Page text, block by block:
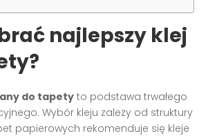
najlepszy klej
do tapety to podstawa trwałego
Wybór kleju zależy od struktury
papierowych rekomenduje się kleje